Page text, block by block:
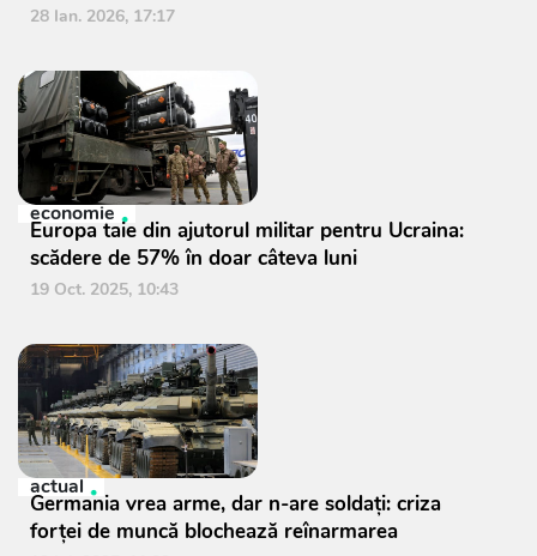
28 Ian. 2026, 17:17
economie
Europa taie din ajutorul militar pentru Ucraina:
scădere de 57% în doar câteva luni
19 Oct. 2025, 10:43
actual
Germania vrea arme, dar n-are soldați: criza
forței de muncă blochează reînarmarea